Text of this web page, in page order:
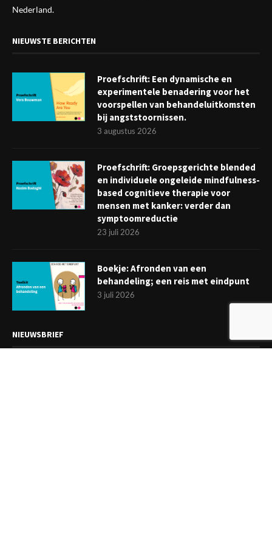
Nederland.
NIEUWSTE BERICHTEN
Proefschrift: Een dynamische en
experimentele benadering voor het
voorspellen van behandeluitkomsten
bij angststoornissen.
3 augustus 2026
Proefschrift: Groepsgerichte blended
en individuele ongeleide mindfulness-
based cognitieve therapie voor
mensen met kanker: verder dan
symptoomreductie
23 juli 2026
Boekje: Afronden van een
behandeling; een reis met eindpunt
3 juli 2026
NIEUWSBRIEF